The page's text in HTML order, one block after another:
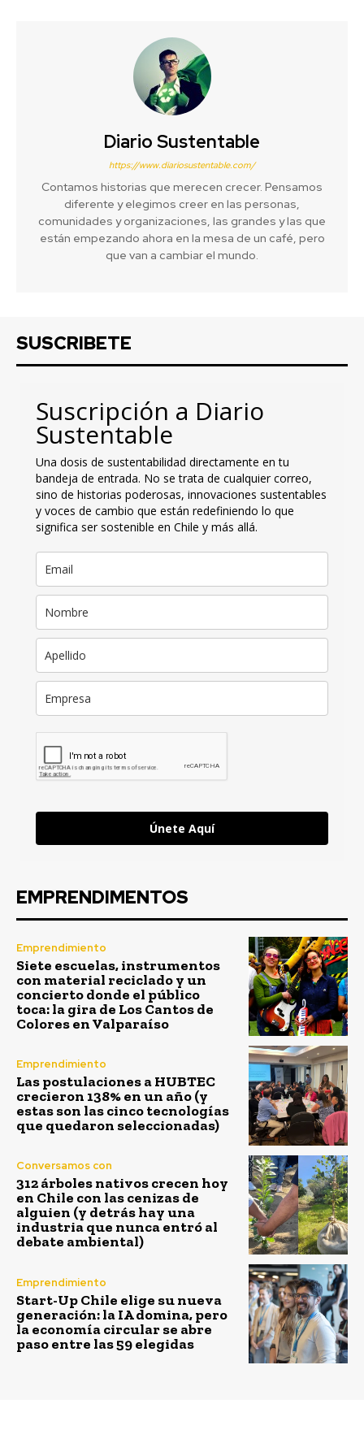
Diario Sustentable
https://www.diariosustentable.com/
Contamos historias que merecen crecer. Pensamos
diferente y elegimos creer en las personas,
comunidades y organizaciones, las grandes y las que
están empezando ahora en la mesa de un café, pero
que van a cambiar el mundo.
SUSCRIBETE
Suscripción a Diario
Sustentable
Una dosis de sustentabilidad directamente en tu
bandeja de entrada. No se trata de cualquier correo,
sino de historias poderosas, innovaciones sustentables
y voces de cambio que están redefiniendo lo que
significa ser sostenible en Chile y más allá.
Únete Aquí
EMPRENDIMENTOS
Emprendimiento
Siete escuelas, instrumentos
con material reciclado y un
concierto donde el público
toca: la gira de Los Cantos de
Colores en Valparaíso
Emprendimiento
Las postulaciones a HUBTEC
crecieron 138% en un año (y
estas son las cinco tecnologías
que quedaron seleccionadas)
Conversamos con
312 árboles nativos crecen hoy
en Chile con las cenizas de
alguien (y detrás hay una
industria que nunca entró al
debate ambiental)
Emprendimiento
Start-Up Chile elige su nueva
generación: la IA domina, pero
la economía circular se abre
paso entre las 59 elegidas